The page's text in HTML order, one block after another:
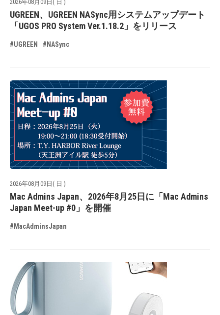
2026年08月09日( 日 )
UGREEN、UGREEN NASync用システムアップデート
「UGOS PRO System Ver.1.18.2」をリリース
#UGREEN #NASync
2026年08月09日( 日 )
Mac Admins Japan、2026年8月25日に「Mac Admins
Japan Meet-up #0」を開催
#MacAdminsJapan